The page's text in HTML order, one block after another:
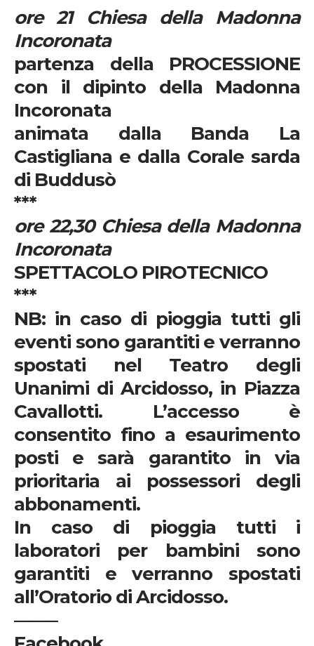
ore 21 Chiesa della Madonna
Incoronata
partenza della PROCESSIONE
con il dipinto della Madonna
Incoronata
animata dalla Banda La
Castigliana e dalla Corale sarda
di Buddusò
***
ore 22,30 Chiesa della Madonna
Incoronata
SPETTACOLO PIROTECNICO
***
NB: in caso di pioggia tutti gli
eventi sono garantiti e verranno
spostati nel Teatro degli
Unanimi di Arcidosso, in Piazza
Cavallotti. L’accesso è
consentito fino a esaurimento
posti e sarà garantito in via
prioritaria ai possessori degli
abbonamenti.
In caso di pioggia tutti i
laboratori per bambini sono
garantiti e verranno spostati
all’Oratorio di Arcidosso.
——–